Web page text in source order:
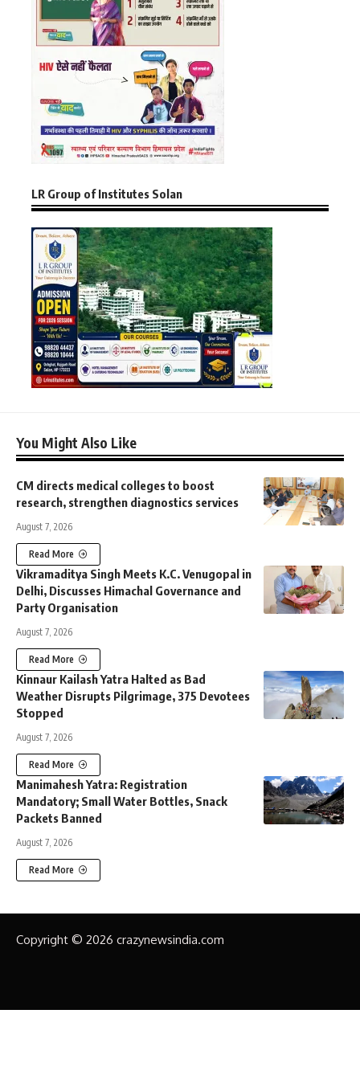
LR Group of Institutes Solan
You Might Also Like
CM directs medical colleges to boost
research, strengthen diagnostics services
August 7, 2026
Read More
Vikramaditya Singh Meets K.C. Venugopal in
Delhi, Discusses Himachal Governance and
Party Organisation
August 7, 2026
Read More
Kinnaur Kailash Yatra Halted as Bad
Weather Disrupts Pilgrimage, 375 Devotees
Stopped
August 7, 2026
Read More
Manimahesh Yatra: Registration
Mandatory; Small Water Bottles, Snack
Packets Banned
August 7, 2026
Read More
Copyright © 2026 crazynewsindia.com